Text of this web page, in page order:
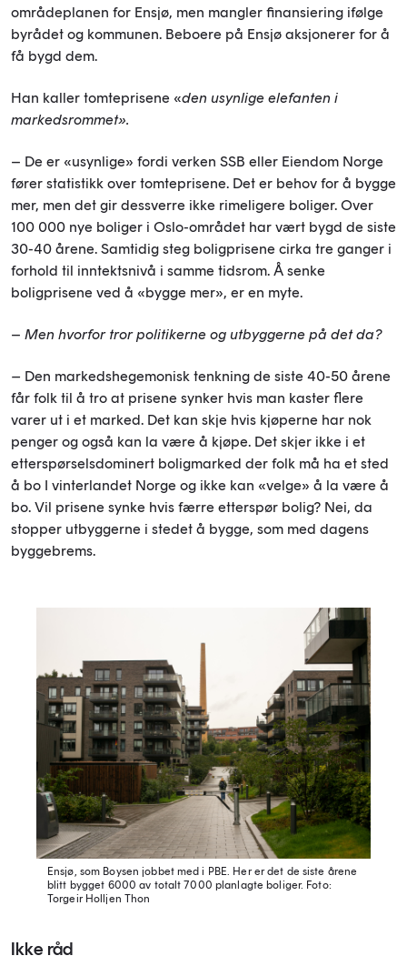
områdeplanen for Ensjø, men mangler finansiering ifølge
byrådet og kommunen. Beboere på Ensjø aksjonerer for å
få bygd dem.
Han kaller tomteprisene «den usynlige elefanten i
markedsrommet».
– De er «usynlige» fordi verken SSB eller Eiendom Norge
fører statistikk over tomteprisene. Det er behov for å bygge
mer, men det gir dessverre ikke rimeligere boliger. Over
100 000 nye boliger i Oslo-området har vært bygd de siste
30-40 årene. Samtidig steg boligprisene cirka tre ganger i
forhold til inntektsnivå i samme tidsrom. Å senke
boligprisene ved å «bygge mer», er en myte.
– Men hvorfor tror politikerne og utbyggerne på det da?
– Den markedshegemonisk tenkning de siste 40-50 årene
får folk til å tro at prisene synker hvis man kaster flere
varer ut i et marked. Det kan skje hvis kjøperne har nok
penger og også kan la være å kjøpe. Det skjer ikke i et
etterspørselsdominert boligmarked der folk må ha et sted
å bo I vinterlandet Norge og ikke kan «velge» å la være å
bo. Vil prisene synke hvis færre etterspør bolig? Nei, da
stopper utbyggerne i stedet å bygge, som med dagens
byggebrems.
Ensjø, som Boysen jobbet med i PBE. Her er det de siste årene
blitt bygget 6000 av totalt 7000 planlagte boliger. Foto:
Torgeir Holljen Thon
Ikke råd